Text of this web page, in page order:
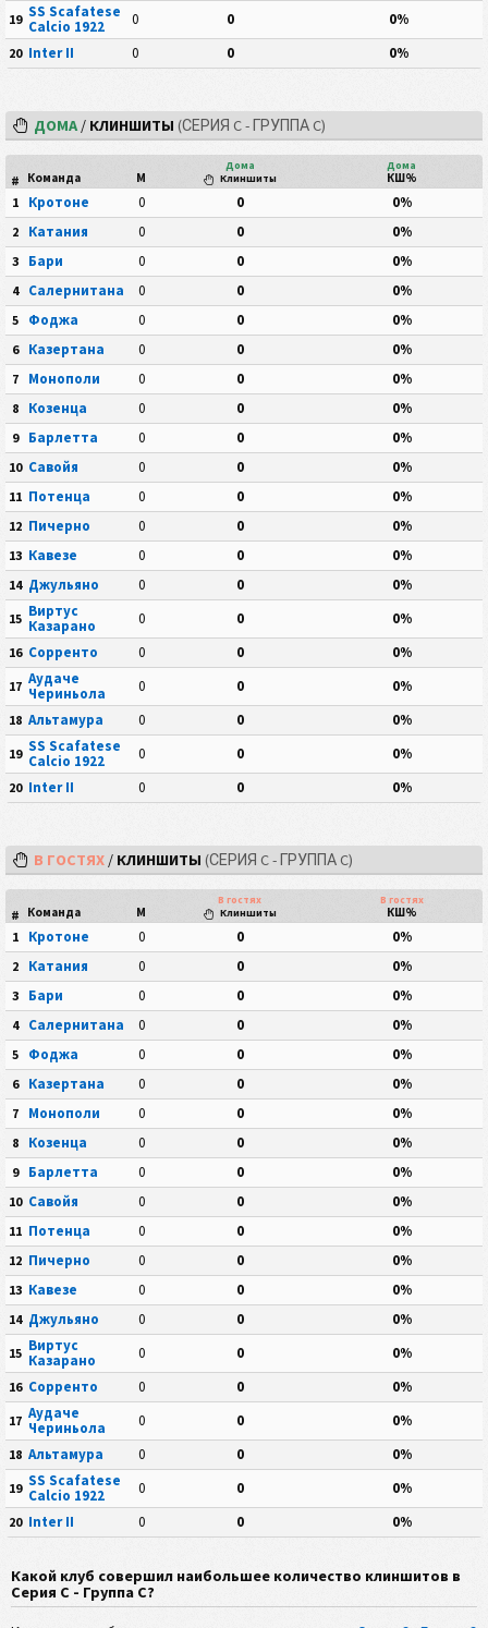
19 SS Scafatese
Calcio 1922
0 0 0%
20 Inter II 0 0 0%
ДОМА / КЛИНШИТЫ (СЕРИЯ C - ГРУППА C)
# Команда М
Дома
Клиншиты
Дома
КШ%
1 Кротоне 0 0 0%
2 Катания 0 0 0%
3 Бари 0 0 0%
4 Салернитана 0 0 0%
5 Фоджа 0 0 0%
6 Казертана 0 0 0%
7 Монополи 0 0 0%
8 Козенца 0 0 0%
9 Барлетта 0 0 0%
10 Савойя 0 0 0%
11 Потенца 0 0 0%
12 Пичерно 0 0 0%
13 Кавезе 0 0 0%
14 Джульяно 0 0 0%
15 Виртус
Казарано
0 0 0%
16 Сорренто 0 0 0%
17 Аудаче
Чериньола
0 0 0%
18 Альтамура 0 0 0%
19 SS Scafatese
Calcio 1922
0 0 0%
20 Inter II 0 0 0%
В ГОСТЯХ / КЛИНШИТЫ (СЕРИЯ C - ГРУППА C)
# Команда М
В гостях
Клиншиты
В гостях
КШ%
1 Кротоне 0 0 0%
2 Катания 0 0 0%
3 Бари 0 0 0%
4 Салернитана 0 0 0%
5 Фоджа 0 0 0%
6 Казертана 0 0 0%
7 Монополи 0 0 0%
8 Козенца 0 0 0%
9 Барлетта 0 0 0%
10 Савойя 0 0 0%
11 Потенца 0 0 0%
12 Пичерно 0 0 0%
13 Кавезе 0 0 0%
14 Джульяно 0 0 0%
15 Виртус
Казарано
0 0 0%
16 Сорренто 0 0 0%
17 Аудаче
Чериньола
0 0 0%
18 Альтамура 0 0 0%
19 SS Scafatese
Calcio 1922
0 0 0%
20 Inter II 0 0 0%
Какой клуб совершил наибольшее количество клиншитов в
Серия C - Группа C?